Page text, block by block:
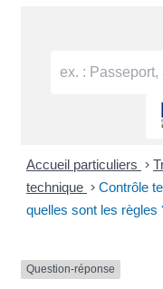
Accueil particuliers >
technique > Contrôle
quelles sont les règles
Question-réponse